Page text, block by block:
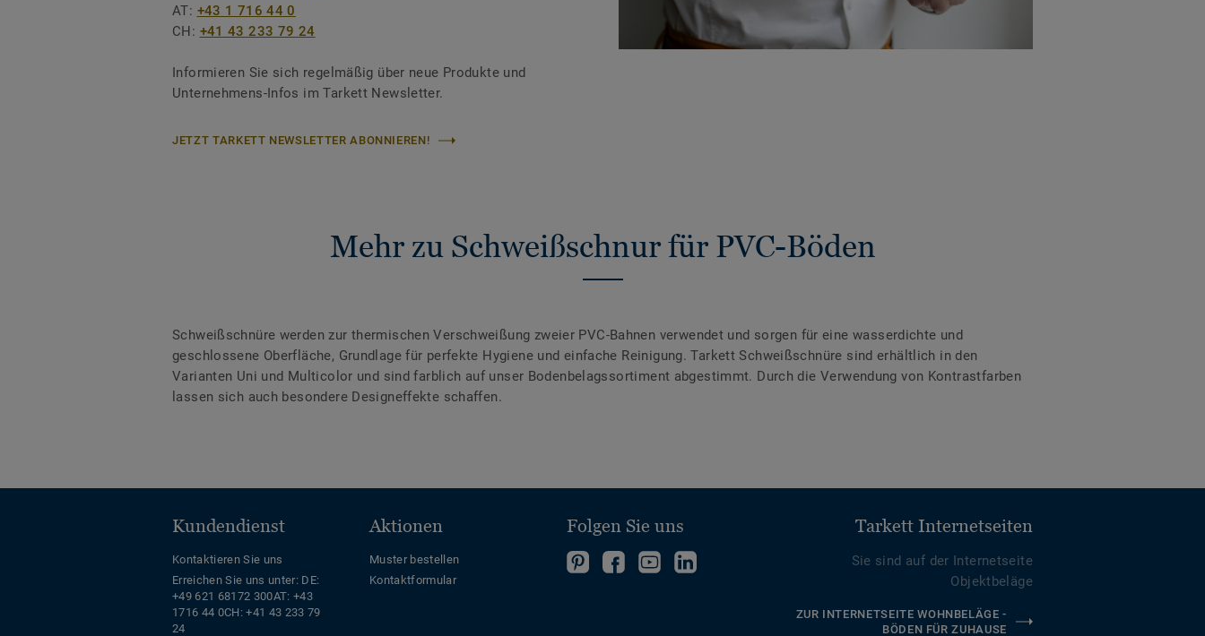
AT: +43 1 716 44 0
CH: +41 43 233 79 24
Informieren Sie sich regelmäßig über neue Produkte und
Unternehmens-Infos im Tarkett Newsletter.
JETZT TARKETT NEWSLETTER ABONNIEREN!
Mehr zu Schweißschnur für PVC-Böden
Schweißschnüre werden zur thermischen Verschweißung zweier PVC-Bahnen verwendet und sorgen für eine wasserdichte und
geschlossene Oberfläche, Grundlage für perfekte Hygiene und einfache Reinigung. Tarkett Schweißschnüre sind erhältlich in den
Varianten Uni und Multicolor und sind farblich auf unser Bodenbelagssortiment abgestimmt. Durch die Verwendung von Kontrastfarben
lassen sich auch besondere Designeffekte schaffen.
Kundendienst
Kontaktieren Sie uns
Erreichen Sie uns unter: DE:
+49 621 68172 300AT: +43
1716 44 0CH: +41 43 233 79
24
Aktionen
Muster bestellen
Kontaktformular
Folgen Sie uns
FolgenFolgenFolgeFolgen
Tarkett Internetseiten
Sie sind auf der Internetseite
Objektbeläge
ZUR INTERNETSEITE WOHNBELÄGE -
BÖDEN FÜR ZUHAUSE